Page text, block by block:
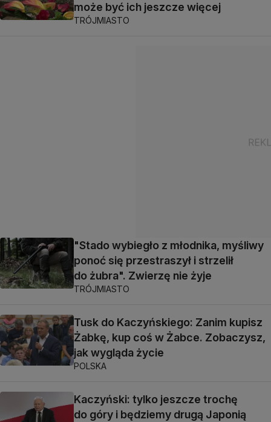
może być ich jeszcze więcej
TRÓJMIASTO
"Stado wybiegło z młodnika, myśliwy
ponoć się przestraszył i strzelił
do żubra". Zwierzę nie żyje
TRÓJMIASTO
Tusk do Kaczyńskiego: Zanim kupisz
Żabkę, kup coś w Żabce. Zobaczysz,
jak wygląda życie
POLSKA
Kaczyński: tylko jeszcze trochę
do góry i będziemy drugą Japonią